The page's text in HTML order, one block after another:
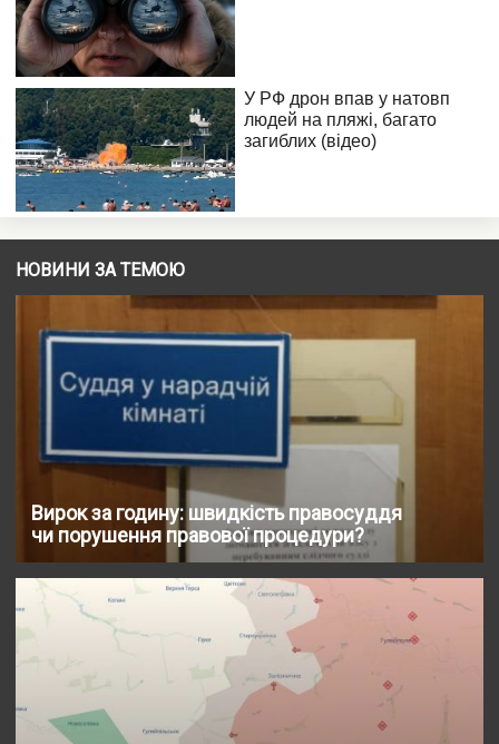
НОВИНИ ЗА ТЕМОЮ
Вирок за годину: швидкість правосуддя
чи порушення правової процедури?